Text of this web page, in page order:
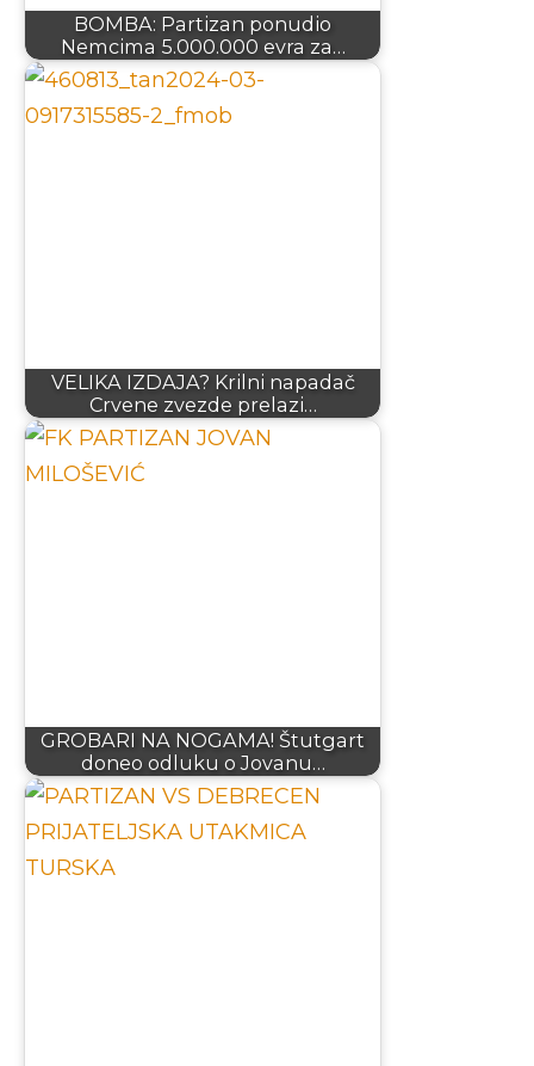
BOMBA: Partizan ponudio
Nemcima 5.000.000 evra za…
VELIKA IZDAJA? Krilni napadač
Crvene zvezde prelazi…
GROBARI NA NOGAMA! Štutgart
doneo odluku o Jovanu…